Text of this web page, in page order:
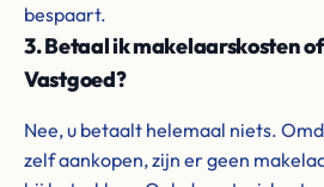
bespaart.
3. Betaal ik makelaarskosten
Vastgoed?
Nee, u betaalt helemaal niets.
zelf aankopen, zijn er geen